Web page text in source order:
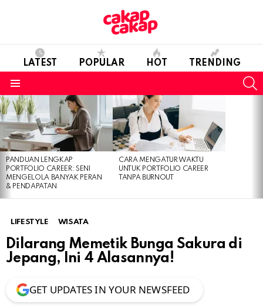
LATEST POPULAR HOT TRENDING
LATEST
STORIES
PANDUAN LENGKAP
PORTFOLIO CAREER: SENI
MENGELOLA BANYAK PERAN
& PENDAPATAN
CARA MENGATUR WAKTU
UNTUK PORTFOLIO CAREER
TANPA BURNOUT
LIFESTYLE WISATA
Dilarang Memetik Bunga Sakura di
Jepang, Ini 4 Alasannya!
GET UPDATES IN YOUR NEWSFEED